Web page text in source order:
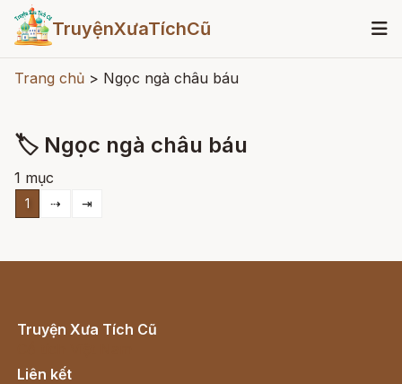
TruyệnXưaTíchCũ
Trang chủ > Ngọc ngà châu báu
🏷 Ngọc ngà châu báu
1 mục
1 ⇢ ⇥
Truyện Xưa Tích Cũ
Liên kết